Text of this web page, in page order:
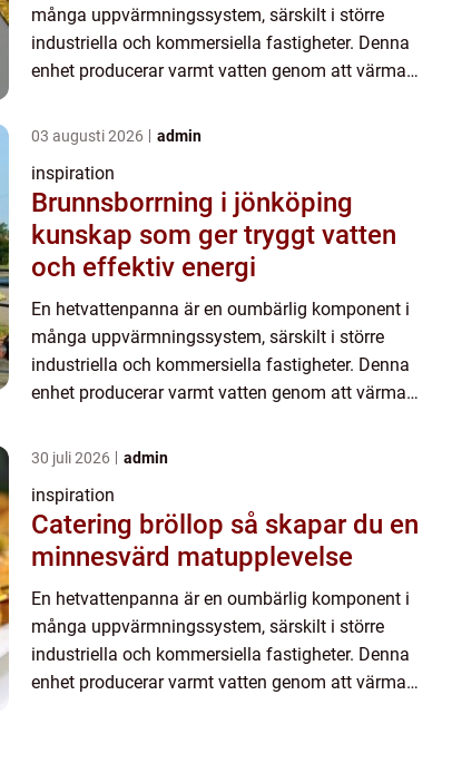
många uppvärmningssystem, särskilt i större
industriella och kommersiella fastigheter. Denna
enhet producerar varmt vatten genom att värma
03 augusti 2026 admin
inspiration
Brunnsborrning i jönköping
kunskap som ger tryggt vatten
och effektiv energi
En hetvattenpanna är en oumbärlig komponent i
många uppvärmningssystem, särskilt i större
industriella och kommersiella fastigheter. Denna
enhet producerar varmt vatten genom att värma
30 juli 2026 admin
inspiration
Catering bröllop så skapar du en
minnesvärd matupplevelse
En hetvattenpanna är en oumbärlig komponent i
många uppvärmningssystem, särskilt i större
industriella och kommersiella fastigheter. Denna
enhet producerar varmt vatten genom att värma